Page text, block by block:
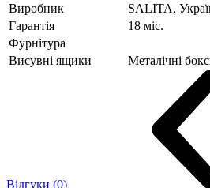
Виробник
SALITA,
Гарантія
18 міс.
Фурнітура
Висувні ящики
Металічні
Відгуки (0)